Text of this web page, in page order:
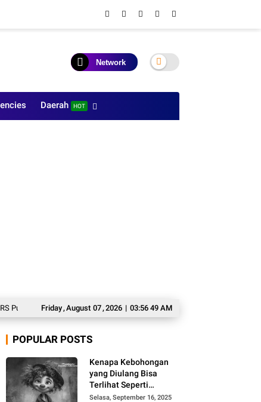
Network
Daerah HOT
Friday,August 07,2026 | 03:56 50 AM
Pecat Dokter Tamara Bareskrim Dampingi Pengungkapan Kasus
POPULAR POSTS
Kenapa Kebohongan
yang Diulang Bisa
Terlihat Seperti
Kebenaran, Ini
Selasa, September 16, 2025